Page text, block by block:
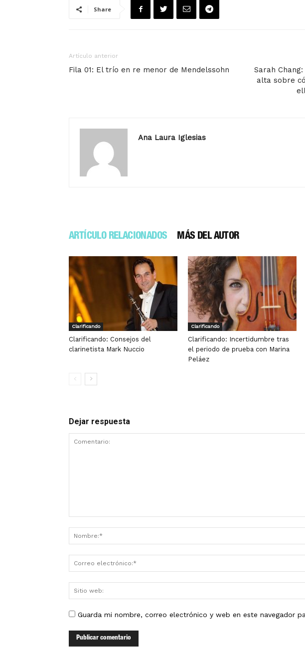
Share
Artículo anterior
Fila 01: El trío en re menor de Mendelssohn
Sarah
alta sobre
Ana Laura Iglesias
ARTÍCULO RELACIONADOS MÁS DEL AUTOR
Clarificando
Clarificando: Consejos del
clarinetista Mark Nuccio
Clarificando
Clarificando: Incertidumbre tras
el periodo de prueba con Marina
Peláez
Dejar respuesta
Guarda mi nombre, correo electrónico y web en este navegador